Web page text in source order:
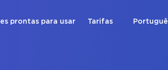
prontas para usar Tarifas